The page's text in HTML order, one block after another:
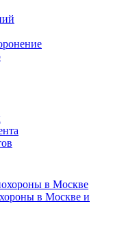
в Москве
в Москве и